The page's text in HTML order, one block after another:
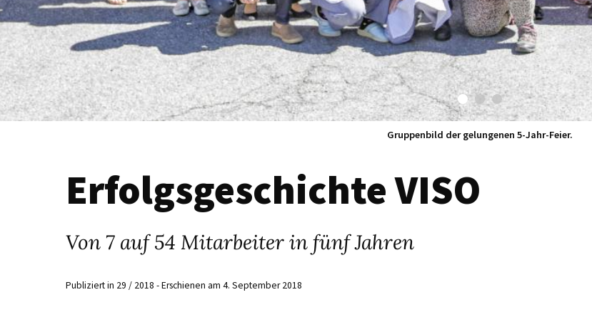
Uli Veith im Gespräch mit Andreas Conca.
Erfolgsgeschichte VISO
Von 7 auf 54 Mitarbeiter in fünf Jahren
Publiziert in 29 / 2018 - Erschienen am 4. September 2018